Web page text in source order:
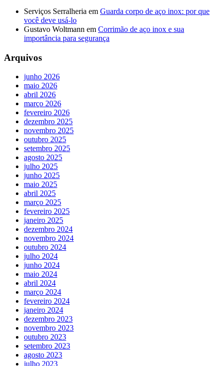
Serviços Serralheria em Guarda corpo de aço inox: por que
você deve usá-lo
Gustavo Woltmann em Corrimão de aço inox e sua
importância para segurança
Arquivos
junho 2026
maio 2026
abril 2026
março 2026
fevereiro 2026
dezembro 2025
novembro 2025
outubro 2025
setembro 2025
agosto 2025
julho 2025
junho 2025
maio 2025
abril 2025
março 2025
fevereiro 2025
janeiro 2025
dezembro 2024
novembro 2024
outubro 2024
julho 2024
junho 2024
maio 2024
abril 2024
março 2024
fevereiro 2024
janeiro 2024
dezembro 2023
novembro 2023
outubro 2023
setembro 2023
agosto 2023
julho 2023